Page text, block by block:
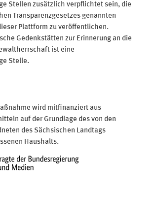
Stellen zusätzlich verpflichtet sein, die
Transparenzgesetzes genannten
Plattform zu veröffentlichen.
Gedenkstätten zur Erinnerung an die
ist eine
Stelle.
wird mitfinanziert aus
auf der Grundlage des von den
des Sächsischen Landtags
Haushalts.